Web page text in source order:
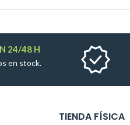
24/48 H
en stock.
TIENDA FÍSICA